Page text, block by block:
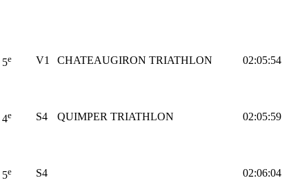
5e V1 CHATEAUGIRON TRIATHLON 02:05:54
4e S4 QUIMPER TRIATHLON 02:05:59
5e S4 02:06:04